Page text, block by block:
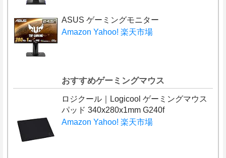
ASUS ゲーミングモニター
Amazon Yahoo! 楽天市場
おすすめゲーミングマウス
ロジクール｜Logicool ゲーミングマウス
パッド 340x280x1mm G240f
Amazon Yahoo! 楽天市場